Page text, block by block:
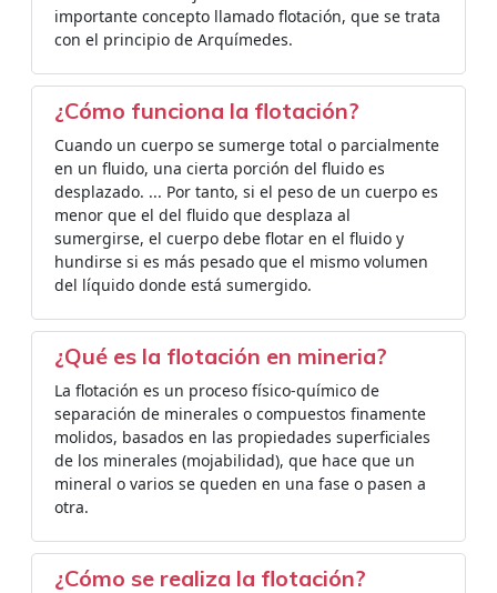
importante concepto llamado flotación, que se trata
con el principio de Arquímedes.
¿Cómo funciona la flotación?
Cuando un cuerpo se sumerge total o parcialmente
en un fluido, una cierta porción del fluido es
desplazado. ... Por tanto, si el peso de un cuerpo es
menor que el del fluido que desplaza al
sumergirse, el cuerpo debe flotar en el fluido y
hundirse si es más pesado que el mismo volumen
del líquido donde está sumergido.
¿Qué es la flotación en mineria?
La flotación es un proceso físico-químico de
separación de minerales o compuestos finamente
molidos, basados en las propiedades superficiales
de los minerales (mojabilidad), que hace que un
mineral o varios se queden en una fase o pasen a
otra.
¿Cómo se realiza la flotación?